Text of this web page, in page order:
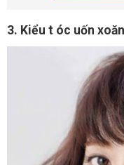
3. Kiểu t óc uốn